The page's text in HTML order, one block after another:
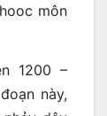
môn
1200 –
này,